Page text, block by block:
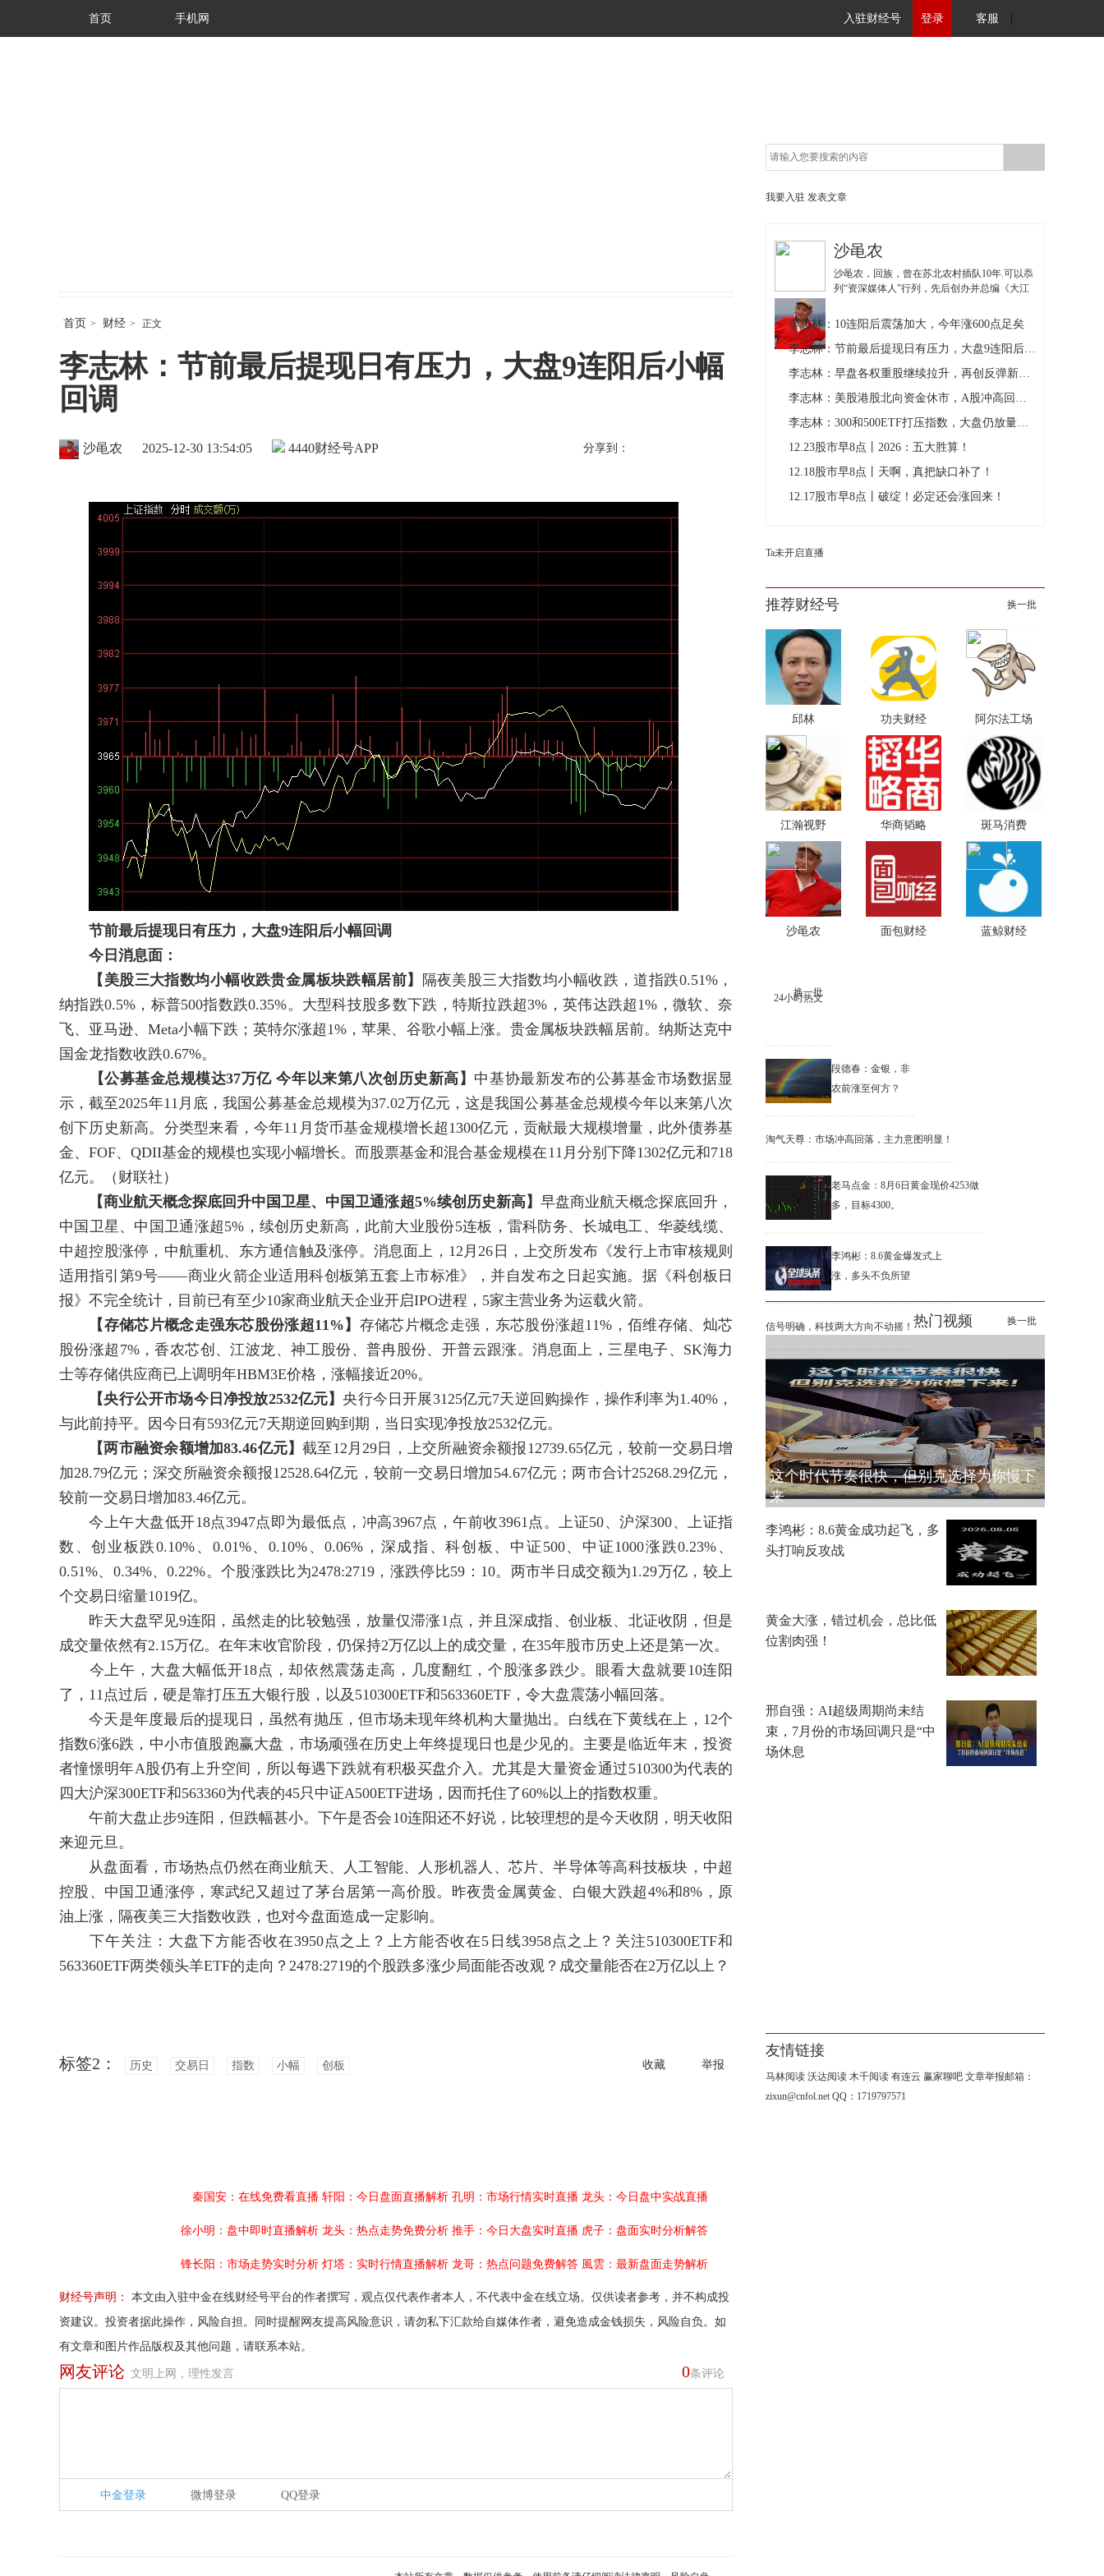
首页 手机网 入驻财经号 登录 客服
首页 > 财经 > 正文
李志林：节前最后提现日有压力，大盘9连阳后小幅
回调
财经号APP
沙黾农 2025-12-30 13:54:05 4440 分享到：
节前最后提现日有压力，大盘9连阳后小幅回调
今日消息面：
【美股三大指数均小幅收跌贵金属板块跌幅居前】
隔夜美股三大指数均小幅收跌，道指跌0.51%，
纳指跌0.5%，标普500指数跌0.35%。大型科技股多数下跌，特斯拉跌超3%，英伟达跌超1%，微软、奈
飞、亚马逊、Meta小幅下跌；英特尔涨超1%，苹果、谷歌小幅上涨。贵金属板块跌幅居前。纳斯达克中
国金龙指数收跌0.67%。
【公募基金总规模达37万亿 今年以来第八次创历史新高】 中基协最新发布的公募基金市场数据显
示，截至2025年11月底，我国公募基金总规模为37.02万亿元，这是我国公募基金总规模今年以来第八次
创下历史新高。分类型来看，今年11月货币基金规模增长超1300亿元，贡献最大规模增量，此外债券基
金、FOF、QDII基金的规模也实现小幅增长。而股票基金和混合基金规模在11月分别下降1302亿元和718
亿元。（财联社）
【商业航天概念探底回升中国卫星、中国卫通涨超5%续创历史新高】 早盘商业航天概念探底回升，
中国卫星、中国卫通涨超5%，续创历史新高，此前大业股份5连板，雷科防务、长城电工、华菱线缆、
中超控股涨停，中航重机、东方通信触及涨停。消息面上，12月26日，上交所发布《发行上市审核规则
适用指引第9号——商业火箭企业适用科创板第五套上市标准》，并自发布之日起实施。据《科创板日
报》不完全统计，目前已有至少10家商业航天企业开启IPO进程，5家主营业务为运载火箭。
【存储芯片概念走强东芯股份涨超11%】 存储芯片概念走强，东芯股份涨超11%，佰维存储、灿芯
股份涨超7%，香农芯创、江波龙、神工股份、普冉股份、开普云跟涨。消息面上，三星电子、SK海力
士等存储供应商已上调明年HBM3E价格，涨幅接近20%。
【央行公开市场今日净投放2532亿元】央行今日开展3125亿元7天逆回购操作，操作利率为1.40%，
与此前持平。因今日有593亿元7天期逆回购到期，当日实现净投放2532亿元。
【两市融资余额增加83.46亿元】截至12月29日，上交所融资余额报12739.65亿元，较前一交易日增
加28.79亿元；深交所融资余额报12528.64亿元，较前一交易日增加54.67亿元；两市合计25268.29亿元，
较前一交易日增加83.46亿元。
今上午大盘低开18点3947点即为最低点，冲高3967点，午前收3961点。上证50、沪深300、上证指
数、创业板跌0.10%、0.01%、0.10%、0.06%，深成指、科创板、中证500、中证1000涨跌0.23%、
0.51%、0.34%、0.22%。个股涨跌比为2478:2719，涨跌停比59：10。两市半日成交额为1.29万亿，较上
个交易日缩量1019亿。
昨天大盘罕见9连阳，虽然走的比较勉强，放量仅滞涨1点，并且深成指、创业板、北证收阴，但是
成交量依然有2.15万亿。在年末收官阶段，仍保持2万亿以上的成交量，在35年股市历史上还是第一次。
今上午，大盘大幅低开18点，却依然震荡走高，几度翻红，个股涨多跌少。眼看大盘就要10连阳
了，11点过后，硬是靠打压五大银行股，以及510300ETF和563360ETF，令大盘震荡小幅回落。
今天是年度最后的提现日，虽然有抛压，但市场未现年终机构大量抛出。白线在下黄线在上，12个
指数6涨6跌，中小市值股跑赢大盘，市场顽强在历史上年终提现日也是少见的。主要是临近年末，投资
者憧憬明年A股仍有上升空间，所以每遇下跌就有积极买盘介入。尤其是大量资金通过510300为代表的
四大沪深300ETF和563360为代表的45只中证A500ETF进场，因而托住了60%以上的指数权重。
午前大盘止步9连阳，但跌幅甚小。下午是否会10连阳还不好说，比较理想的是今天收阴，明天收阳
来迎元旦。
从盘面看，市场热点仍然在商业航天、人工智能、人形机器人、芯片、半导体等高科技板块，中超
控股、中国卫通涨停，寒武纪又超过了茅台居第一高价股。昨夜贵金属黄金、白银大跌超4%和8%，原
油上涨，隔夜美三大指数收跌，也对今盘面造成一定影响。
下午关注：大盘下方能否收在3950点之上？上方能否收在5日线3958点之上？关注510300ETF和
563360ETF两类领头羊ETF的走向？2478:2719的个股跌多涨少局面能否改观？成交量能否在2万亿以上？
收藏 举报
标签2： 历史 交易日 指数 小幅 创板
秦国安：在线免费看直播 轩阳：今日盘面直播解析 孔明：市场行情实时直播 龙头：今日盘中实战直播
徐小明：盘中即时直播解析 龙头：热点走势免费分析 推手：今日大盘实时直播 虎子：盘面实时分析解答
锋长阳：市场走势实时分析 灯塔：实时行情直播解析 龙哥：热点问题免费解答 風雲：最新盘面走势解析
财经号声明：
本文由入驻中金在线财经号平台的作者撰写，观点仅代表作者本人，不代表中金在线立场。仅供读者参考，并不构成投
资建议。投资者据此操作，风险自担。同时提醒网友提高风险意识，请勿私下汇款给自媒体作者，避免造成金钱损失，风险自负。如
有文章和图片作品版权及其他问题，请联系本站。
0条评论
网友评论 文明上网，理性发言
中金登录 微博登录 QQ登录
我要入驻 发表文章
沙黾农
沙黾农，回族，曾在苏北农村插队10年.可以忝
列“资深媒体人”行列，先后创办并总编《大江
慧》、《股市早8点》四张证券报，曾任新华
社重点报刊《现代快报》副总编辑。
李志林：10连阳后震荡加大，今年涨600点足矣
李志林：节前最后提现日有压力，大盘9连阳后小幅回调
李志林：早盘各权重股继续拉升，再创反弹新高缩量回落
李志林：美股港股北向资金休市，A股冲高回落止步连阳
李志林：300和500ETF打压指数，大盘仍放量七连阳涨多跌
12.23股市早8点丨2026：五大胜算！
12.18股市早8点丨天啊，真把缺口补了！
12.17股市早8点丨破绽！必定还会涨回来！
Ta未开启直播
推荐财经号 换一批
邱林 功夫财经 阿尔法工场
江瀚视野 华商韬略 斑马消费
沙黾农 面包财经 蓝鲸财经
24小时热文
换一批
段德春：金银，非
农前涨至何方？
淘气天尊：市场冲高回落，主力意图明显！
老马点金：8月6日黄金现价4253做
多，目标4300。
李鸿彬：8.6黄金爆发式上
涨，多头不负所望
信号明确，科技两大方向不动摇！ 热门视频 换一批
这个时代节奏很快，但别克选择为你慢下
来
李鸿彬：8.6黄金成功起飞，多
头打响反攻战
黄金大涨，错过机会，总比低
位割肉强！
邢自强：AI超级周期尚未结
束，7月份的市场回调只是“中
场休息
友情链接
马林阅读 沃达阅读 木千阅读 有连云 赢家聊吧 文章举报邮箱：
zixun@cnfol.net QQ：1719797571